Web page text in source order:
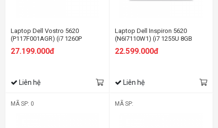
Laptop Dell Vostro 5620
(P117F001AGR) (i7 1260P
SSD/16.0FHD+/Win11/Office
27.199.000đ
Liên hệ
Laptop Dell Inspiron 5620
(N6I7110W1) (i7 1255U 8GB
FHD+/Win11/Office HS21/Bạc)
22.599.000đ
Liên hệ
MÃ SP: 0 MÃ SP: